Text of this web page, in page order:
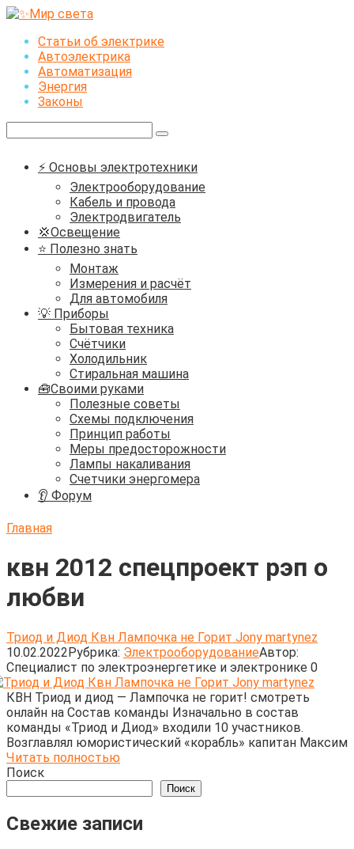
Перейти
контентуСтатьи об электрике
Автоэлектрика
Автоматизация
Энергия
Законы
⚡ Основы электротехники
Электрооборудование
Кабель и провода
Электродвигатель
💢Освещение
⭐ Полезно знать
Монтаж
Измерения и расчёт
Для автомобиля
💡 Приборы
Бытовая техника
Счётчики
Холодильник
Стиральная машина
🧰Своими руками
Полезные советы
Схемы подключения
Принцип работы
Меры предосторожности
Лампы накаливания
Счетчики энергомера
👂 Форум
Главная
квн 2012 спецпроект рэп о
любви
Триод и Диод Квн Лампочка не Горит Jony martynez
10.02.2022Рубрика: ЭлектрооборудованиеАвтор:
Cпециалист по электроэнергетике и электронике 0
КВН Триод и диод — Лампочка не горит! смотреть
онлайн на Состав команды Изначально в состав
команды «Триод и Диод» входили 10 участников.
Возглавлял юмористический «корабль» капитан Максим
Читать полностью
Поиск
Поиск
Свежие записи